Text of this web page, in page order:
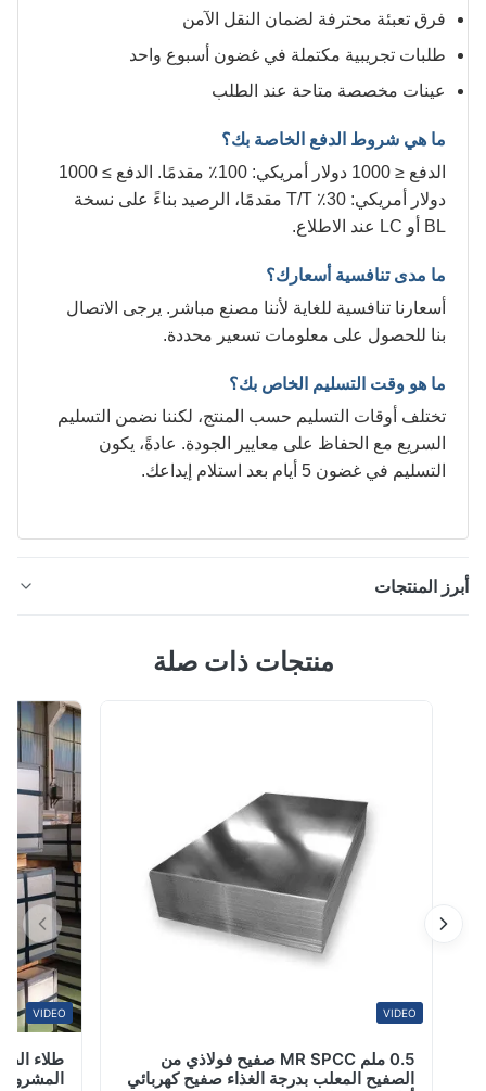
فرق تعبئة محترفة لضمان النقل الآمن
طلبات تجريبية مكتملة في غضون أسبوع واحد
عينات مخصصة متاحة عند الطلب
ما هي شروط الدفع الخاصة بك؟
الدفع ≤ 1000 دولار أمريكي: 100٪ مقدمًا. الدفع ≥ 1000
دولار أمريكي: 30٪ T/T مقدمًا، الرصيد بناءً على نسخة
ما مدى تنافسية أسعارك؟
أسعارنا تنافسية للغاية لأننا مصنع مباشر. يرجى الاتصال
بنا للحصول على معلومات تسعير محددة.
ما هو وقت التسليم الخاص بك؟
تختلف أوقات التسليم حسب المنتج، لكننا نضمن التسليم
السريع مع الحفاظ على معايير الجودة. عادةً، يكون
التسليم في غضون 5 أيام بعد استلام إيداعك.
المنتجات
الحليب، لفائف تينبلات ETP عالية الصلابة التينبلات، وهي صفائح
المعدن المنصهر أو بالترسيب الكهروكيميائي؛ يتم إنتاج جميع
التينبلات تقريبًا الآن بالطريقة الأخيرة. التينبلات المصنوعة بهذه
الطريقة هي في ال...
منتجات ذات صلة
0.5 ملم MR SPCC صفيح فولاذي من
الصفيح المعلب بدرجة الغذاء صفيح كهربائي
VIDEO
المشروبات DR9